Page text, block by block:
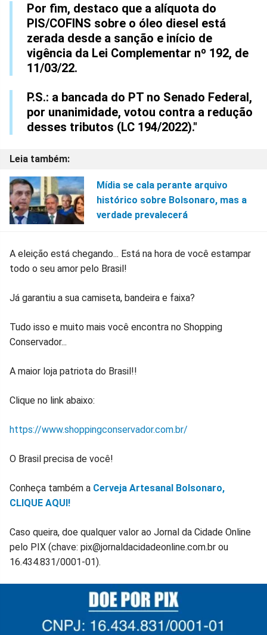
Por fim, destaco que a alíquota do
PIS/COFINS sobre o óleo diesel está
zerada desde a sanção e início de
vigência da Lei Complementar nº 192, de
11/03/22.
P.S.: a bancada do PT no Senado Federal,
por unanimidade, votou contra a redução
desses tributos (LC 194/2022)."
Mídia se cala perante arquivo
histórico sobre Bolsonaro, mas a
verdade prevalecerá
A eleição está chegando... Está na hora de você estampar
todo o seu amor pelo Brasil!
Já garantiu a sua camiseta, bandeira e faixa?
Tudo isso e muito mais você encontra no Shopping
Conservador...
A maior loja patriota do Brasil!!
Clique no link abaixo:
https://www.shoppingconservador.com.br/
O Brasil precisa de você!
Conheça também a Cerveja Artesanal Bolsonaro,
CLIQUE AQUI!
Caso queira, doe qualquer valor ao Jornal da Cidade Online
pelo PIX (chave: pix@jornaldacidadeonline.com.br ou
16.434.831/0001-01).